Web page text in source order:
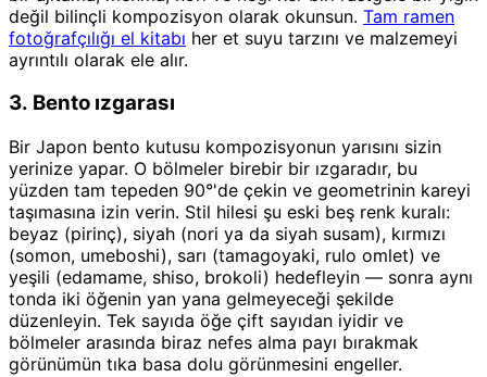
değil bilinçli kompozisyon olarak okunsun. Tam ramen
fotoğrafçılığı el kitabı her et suyu tarzını ve malzemeyi
ayrıntılı olarak ele alır.
3. Bento ızgarası
Bir Japon bento kutusu kompozisyonun yarısını sizin
yerinize yapar. O bölmeler birebir bir ızgaradır, bu
yüzden tam tepeden 90°'de çekin ve geometrinin kareyi
taşımasına izin verin. Stil hilesi şu eski beş renk kuralı:
beyaz (pirinç), siyah (nori ya da siyah susam), kırmızı
(somon, umeboshi), sarı (tamagoyaki, rulo omlet) ve
yeşili (edamame, shiso, brokoli) hedefleyin — sonra aynı
tonda iki öğenin yan yana gelmeyeceği şekilde
düzenleyin. Tek sayıda öğe çift sayıdan iyidir ve
bölmeler arasında biraz nefes alma payı bırakmak
görünümün tıka basa dolu görünmesini engeller.